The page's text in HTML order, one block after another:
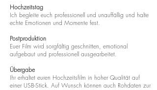
Hochzeitstag
Ich begleite euch professionell und unauffällig und halte
echte Emotionen und Momente fest.
Postproduktion
Euer Film wird sorgfältig geschnitten, emotional
aufgebaut und professionell ausgearbeitet.
Übergabe
Ihr erhaltet euren Hochzeitsfilm in hoher Qualität auf
einer USB-Stick. Auf Wunsch können auch Rohdaten zur